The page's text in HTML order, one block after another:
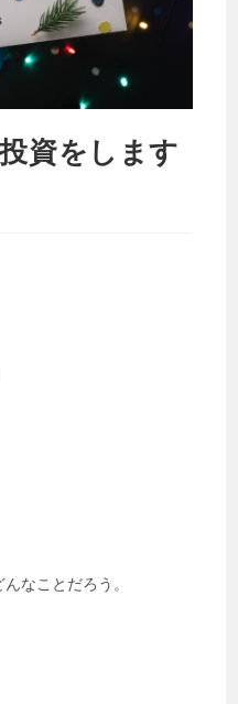
資をします
なことだろう。